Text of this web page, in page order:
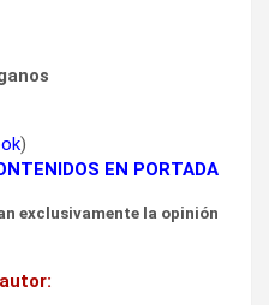
)
EN PORTADA
exclusivamente la opinión